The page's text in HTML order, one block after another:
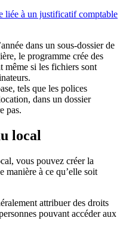
liée à un justificatif comptable
dans un sous-dossier de
le programme crée des
si les fichiers sont
tels que les polices
dans un dossier
pas.
local
vous pouvez créer la
manière à ce qu’elle soit
attribuer des droits
pouvant accéder aux